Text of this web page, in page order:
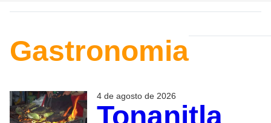
Gastronomia
4 de agosto de 2026
Tonanitla